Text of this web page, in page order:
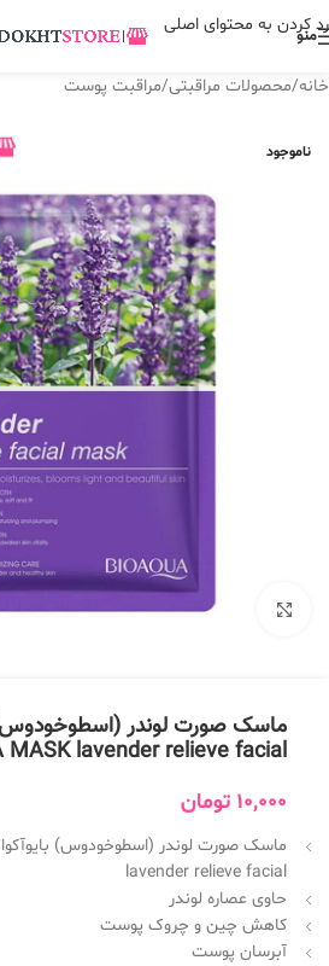
رد کردن به محتوای اصلی
منو
خانه/محصولات مراقبتی/مراقبت پوست
ناموجود
بزرگنمایی تصویر
ماسک صورت لوندر (اسطوخودوس)
MASK lavender relieve facial
10,000 تومان
lavender relieve facial
حاوی عصاره لوندر
کاهش چین و چروک پوست
آبرسان پوست